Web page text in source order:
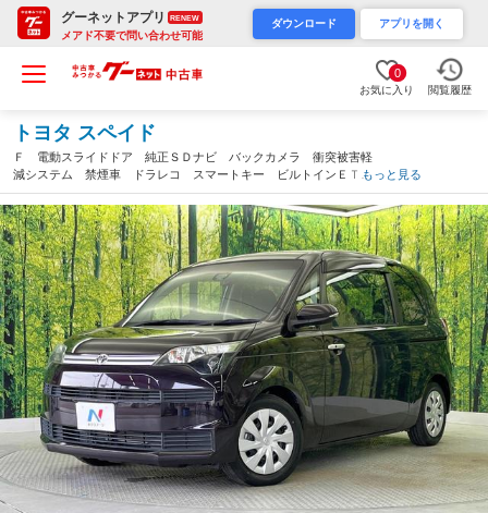
グーネットアプリ RENEW
メアド不要で問い合わせ可能
ダウンロード アプリを開く
0
お気に入り 閲覧履歴
トヨタ スペイド
Ｆ 電動スライドドア 純正ＳＤナビ バックカメラ 衝突被害軽
減システム 禁煙車 ドラレコ スマートキー ビルトインＥＴ
Ｃ 車線逸脱警報 Ｂｌｕｅｔｏｏｔｈ ＣＤ 地デジ（和歌山
県）
もっと見る